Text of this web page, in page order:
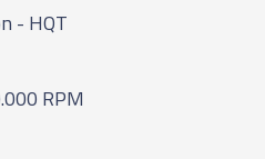
HQT - BT40 -
- HQT
RPM